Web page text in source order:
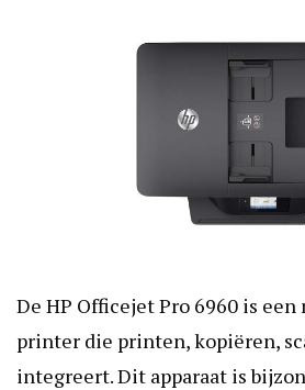
De HP Officejet Pro 6960 is
printer die printen, kopiëren,
integreert. Dit apparaat is